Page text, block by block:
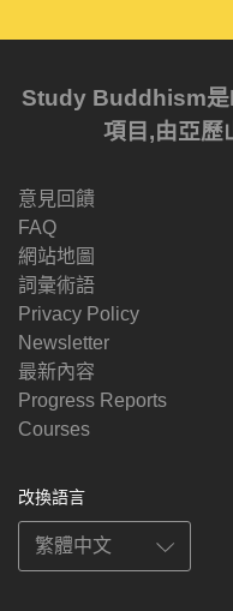
Study Buddhism是
項目,由亞歷
意見回饋
FAQ
網站地圖
詞彙術語
Privacy Policy
Newsletter
最新內容
Progress Reports
Courses
改換語言